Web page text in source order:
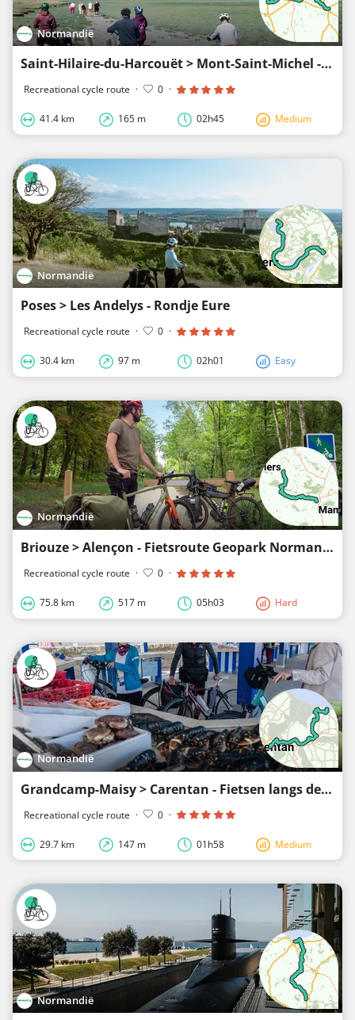
Normandië
Saint-Hilaire-du-Harcouët > Mont-Saint-Michel - VeloWestNormandy
Recreational cycle route · 0 ·
41.4 km 165 m 02h45 Medium
Normandië
Poses > Les Andelys - Rondje Eure
Recreational cycle route · 0 ·
30.4 km 97 m 02h01 Easy
Normandië
Briouze > Alençon - Fietsroute Geopark Normandië-Maine
Recreational cycle route · 0 ·
75.8 km 517 m 05h03 Hard
Normandië
Grandcamp-Maisy > Carentan - Fietsen langs de invasiestranden
Recreational cycle route · 0 ·
29.7 km 147 m 01h58 Medium
Normandië